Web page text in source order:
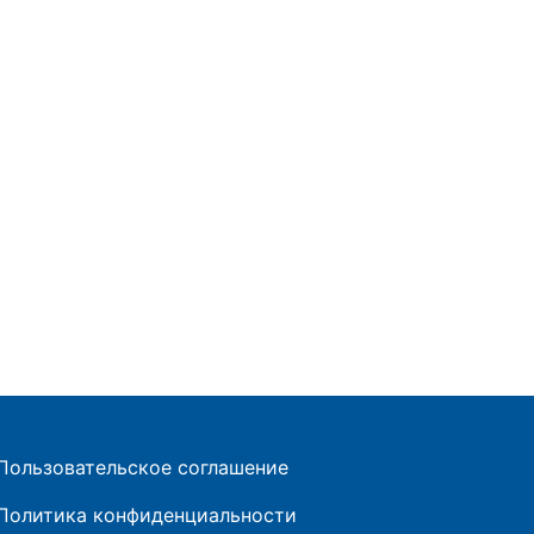
соглашение
конфиденциальности